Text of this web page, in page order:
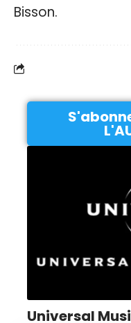
Bisson.
Universal